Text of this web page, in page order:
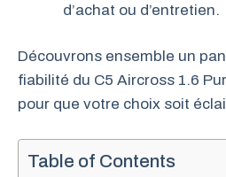
d’achat ou d’entretien.
Découvrons ensemble un
fiabilité du C5 Aircross 1.6
pour que votre choix soit
Table of Contents